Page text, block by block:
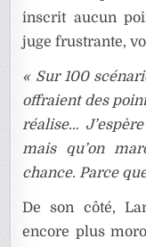
inscrit aucun
juge frustrante,
« Sur 100
offraient des
réalise…
mais qu’on
chance. Parce
De son côté,
encore plus